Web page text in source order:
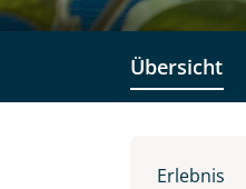
Übersicht
Erlebnis